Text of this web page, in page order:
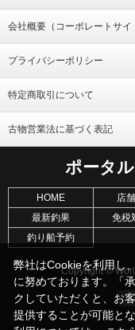
会社概要（コーポレートサイ
プライバシーポリシー
特定商取引について
古物営業法に基づく表記
ポータ
HOME 店
最新釣果
免税
釣り船予約
Copyright ©
弊社はCookieを利用し
に努めております。「
クしていただくと、お
提供することが可能と